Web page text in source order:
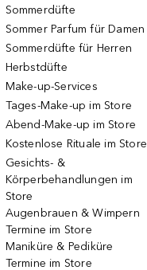
Sommerdüfte
Sommer Parfum für Damen
Sommerdüfte für Herren
Herbstdüfte
Make-up-Services
Tages-Make-up im Store
Abend-Make-up im Store
Kostenlose Rituale im Store
Gesichts- &
Körperbehandlungen im
Store
Augenbrauen & Wimpern
Termine im Store
Maniküre & Pediküre
Termine im Store